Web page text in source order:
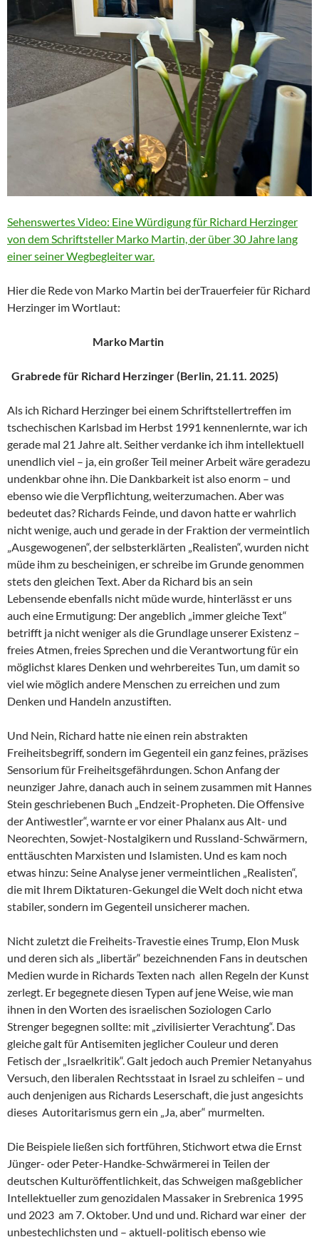
Sehenswertes Video: Eine Würdigung für Richard Herzinger
von dem Schriftsteller Marko Martin, der über 30 Jahre lang
einer seiner Wegbegleiter war.
Hier die Rede von Marko Martin bei derTrauerfeier für Richard
Herzinger im Wortlaut:
Marko Martin
Grabrede für Richard Herzinger (Berlin, 21.11. 2025)
Als ich Richard Herzinger bei einem Schriftstellertreffen im
tschechischen Karlsbad im Herbst 1991 kennenlernte, war ich
gerade mal 21 Jahre alt. Seither verdanke ich ihm intellektuell
unendlich viel – ja, ein großer Teil meiner Arbeit wäre geradezu
undenkbar ohne ihn. Die Dankbarkeit ist also enorm – und
ebenso wie die Verpflichtung, weiterzumachen. Aber was
bedeutet das? Richards Feinde, und davon hatte er wahrlich
nicht wenige, auch und gerade in der Fraktion der vermeintlich
„Ausgewogenen“, der selbsterklärten „Realisten“, wurden nicht
müde ihm zu bescheinigen, er schreibe im Grunde genommen
stets den gleichen Text. Aber da Richard bis an sein
Lebensende ebenfalls nicht müde wurde, hinterlässt er uns
auch eine Ermutigung: Der angeblich „immer gleiche Text“
betrifft ja nicht weniger als die Grundlage unserer Existenz –
freies Atmen, freies Sprechen und die Verantwortung für ein
möglichst klares Denken und wehrbereites Tun, um damit so
viel wie möglich andere Menschen zu erreichen und zum
Denken und Handeln anzustiften.
Und Nein, Richard hatte nie einen rein abstrakten
Freiheitsbegriff, sondern im Gegenteil ein ganz feines, präzises
Sensorium für Freiheitsgefährdungen. Schon Anfang der
neunziger Jahre, danach auch in seinem zusammen mit Hannes
Stein geschriebenen Buch „Endzeit-Propheten. Die Offensive
der Antiwestler“, warnte er vor einer Phalanx aus Alt- und
Neorechten, Sowjet-Nostalgikern und Russland-Schwärmern,
enttäuschten Marxisten und Islamisten. Und es kam noch
etwas hinzu: Seine Analyse jener vermeintlichen „Realisten“,
die mit Ihrem Diktaturen-Gekungel die Welt doch nicht etwa
stabiler, sondern im Gegenteil unsicherer machen.
Nicht zuletzt die Freiheits-Travestie eines Trump, Elon Musk
und deren sich als „libertär“ bezeichnenden Fans in deutschen
Medien wurde in Richards Texten nach allen Regeln der Kunst
zerlegt. Er begegnete diesen Typen auf jene Weise, wie man
ihnen in den Worten des israelischen Soziologen Carlo
Strenger begegnen sollte: mit „zivilisierter Verachtung“. Das
gleiche galt für Antisemiten jeglicher Couleur und deren
Fetisch der „Israelkritik“. Galt jedoch auch Premier Netanyahus
Versuch, den liberalen Rechtsstaat in Israel zu schleifen – und
auch denjenigen aus Richards Leserschaft, die just angesichts
dieses Autoritarismus gern ein „Ja, aber“ murmelten.
Die Beispiele ließen sich fortführen, Stichwort etwa die Ernst
Jünger- oder Peter-Handke-Schwärmerei in Teilen der
deutschen Kulturöffentlichkeit, das Schweigen maßgeblicher
Intellektueller zum genozidalen Massaker in Srebrenica 1995
und 2023 am 7. Oktober. Und und und. Richard war einer der
unbestechlichsten und – aktuell-politisch ebenso wie